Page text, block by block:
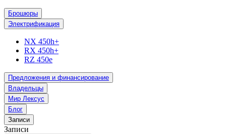
Брошюры
Электрификация
NX 450h+
RX 450h+
RZ 450e
Предложения и финансирование
Владельцы
Мир Лексус
Блог
Записи
Записи